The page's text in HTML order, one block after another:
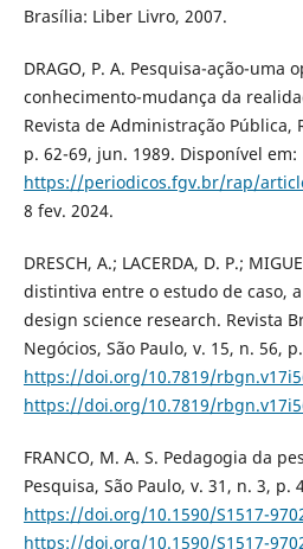
Brasília: Liber Livro, 2007.
DRAGO, P. A. Pesquisa-ação-uma
conhecimento-mudança da
Revista de Administração Pública,
p. 62-69, jun. 1989. Disponível em:
https://periodicos.fgv.br/rap/
8 fev. 2024.
DRESCH, A.; LACERDA, D. P.;
distintiva entre o estudo de caso,
design science research. Revista
Negócios, São Paulo, v. 15, n. 56,
https://doi.org/10.7819/
https://doi.org/10.7819/
FRANCO, M. A. S. Pedagogia da
Pesquisa, São Paulo, v. 31, n. 3, p.
https://doi.org/10.1590/S1517-
https://doi.org/10.1590/S1517-